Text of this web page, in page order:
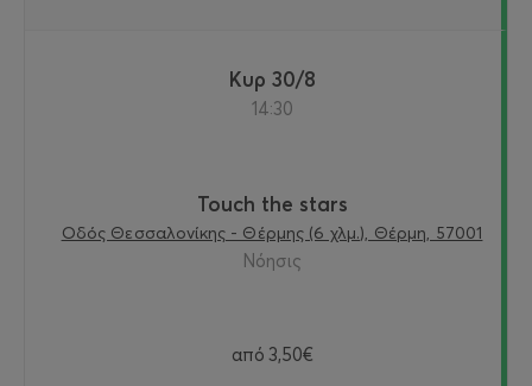
Κυρ 30/8
14:30
Touch the stars
Οδός Θεσσαλονίκης - Θέρμης (6 χλμ.), Θέρμη, 57001
Νόησις
από 3,50€